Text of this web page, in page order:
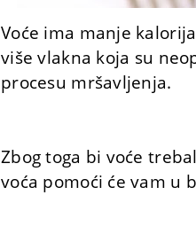
Voće ima manje
više vlakna koja su
procesu mršavljenja.
Zbog toga bi voće
voća pomoći će vam u